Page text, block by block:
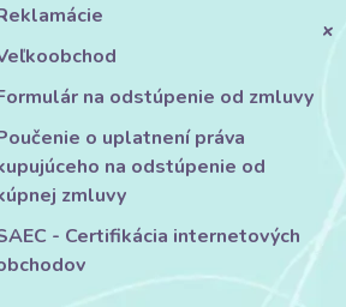
na odstúpenie od zmluvy
o uplatnení práva
na odstúpenie od
zmluvy
- Certifikácia internetových